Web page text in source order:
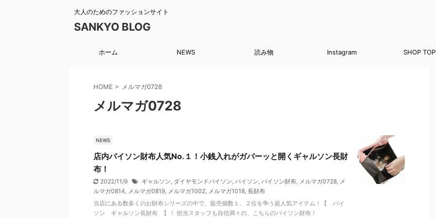
大人のためのファッションサイト
SANKYO BLOG
ホーム NEWS 読み物 Instagram SHOP TOP
HOME > メルマガ0728
メルマガ0728
NEWS
店内パイソン財布人気No.１！小銭入れがガバーッと開くギャルソン長財
布！
2022/11/9 ギャルソン, ダイヤモンドパイソン, パイソン, パイソン財布, メルマガ0728, メ
ルマガ0814, メルマガ0819, メルマガ1002, メルマガ1018, 長財布
当店にある数多くのお財布シリーズの中で、販売個数１、２位を争う超人気アイテム！【 パイ
ソン ギャルソン長財布 】！ 担当スタッフも自信満々の、こちらのパイソン財布！